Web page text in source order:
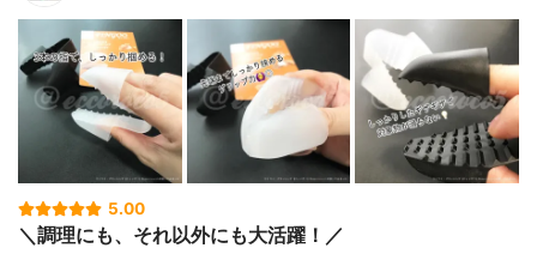
5.00
＼調理にも、それ以外にも大活躍！／